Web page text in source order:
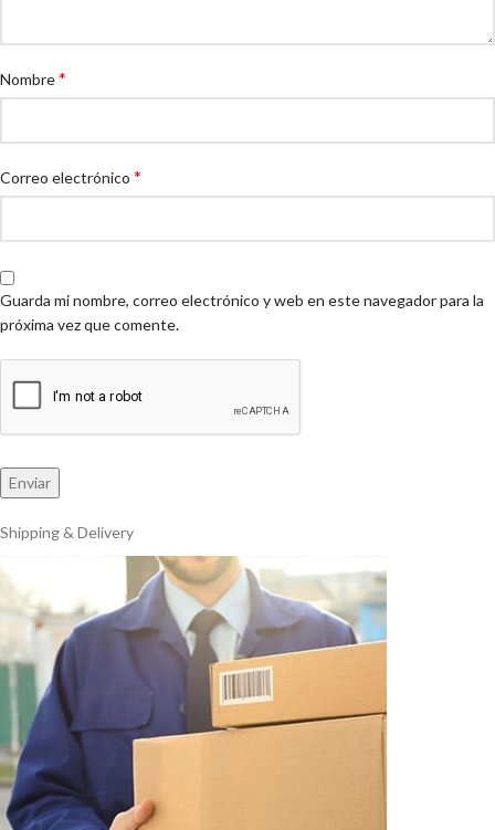
Nombre*
Correo electrónico *
Guarda mi nombre, correo electrónico y web en este navegador para la
próxima vez que comente.
Shipping & Delivery